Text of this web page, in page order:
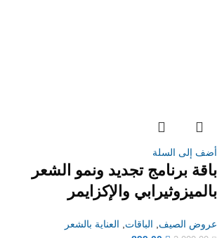
أضف إلى السلة
باقة برنامج تجديد ونمو الشعر
بالميزوثيرابي والإكزايمر
عروض الصيف الباقات العناية بالشعر